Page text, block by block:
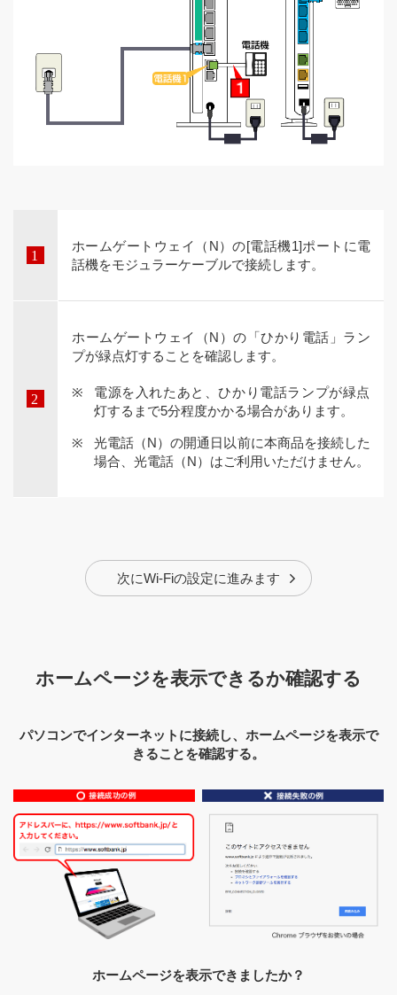
ホームゲートウェイ（N）の[電話機1]ポートに電
話機をモジュラーケーブルで接続します。
ホームゲートウェイ（N）の「ひかり電話」ラン
プが緑点灯することを確認します。
電源を入れたあと、ひかり電話ランプが緑点
灯するまで5分程度かかる場合があります。
光電話（N）の開通日以前に本商品を接続した
場合、光電話（N）はご利用いただけません。
次にWi-Fiの設定に進みます
ホームページを表示できるか確認する
パソコンでインターネットに接続し、ホームページを表示で
きることを確認する。
ホームページを表示できましたか？